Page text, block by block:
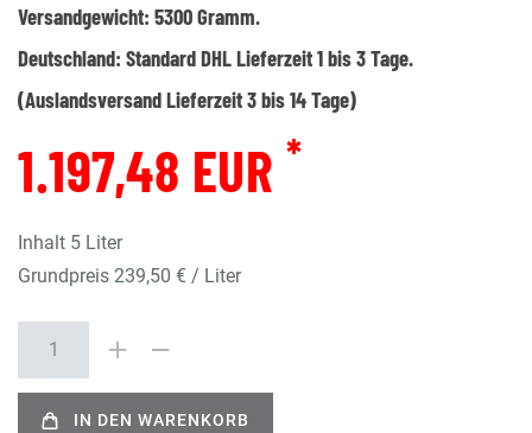
Versandgewicht: 5300Gramm.
Deutschland: Standard DHL Lieferzeit 1 bis 3 Tage.
(Auslandsversand Lieferzeit 3 bis 14 Tage)
1.197,48 EUR *
Inhalt 5 Liter
Grundpreis 239,50 € / Liter
IN DEN WARENKORB